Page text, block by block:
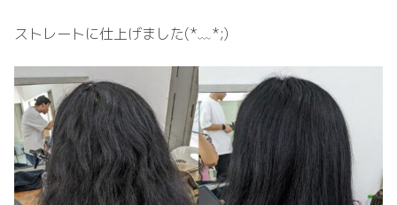
ストレートに仕上げました(⁠*⁠﹏⁠*⁠;⁠)